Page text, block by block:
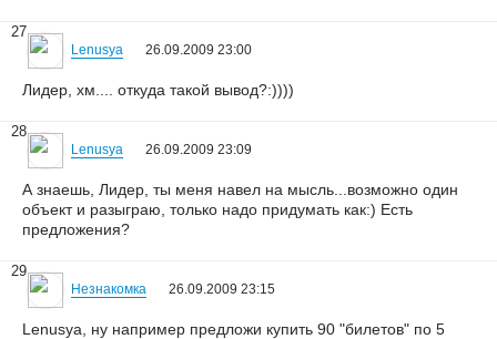
27
Lenusya 26.09.2009 23:00
Лидер, хм.... откуда такой вывод?:))))
28
Lenusya 26.09.2009 23:09
А знаешь, Лидер, ты меня навел на мысль...возможно один
объект и разыграю, только надо придумать как:) Есть
предложения?
29
Незнакомка 26.09.2009 23:15
Lenusya, ну например предложи купить 90 "билетов" по 5